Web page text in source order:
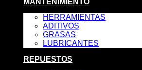
MANTENIMIENTO
HERRAMIENTAS
ADITIVOS
GRASAS
LUBRICANTES
REPUESTOS